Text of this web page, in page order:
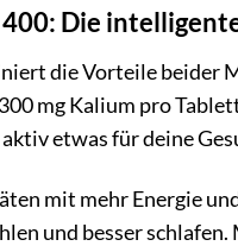
Die
die Vorteile beider
mg Kalium pro
etwas für deine
mit mehr Energie
und besser